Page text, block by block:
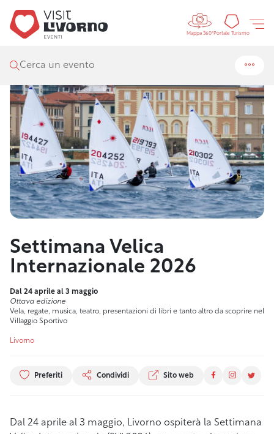
Controls
Mappa 360°Portale Turismo
Cerca un evento
Visit Livorno/Festival/Settimana Velica Internazionale 2026
Settimana Velica
Internazionale 2026
Dal 24 aprile al 3 maggio
Ottava edizione
Vela, regate, musica, teatro, presentazioni di libri e tanto altro da scoprire nel
Villaggio Sportivo
Livorno
Preferiti Condividi Sito web
Dal 24 aprile al 3 maggio, Livorno ospiterà la Settimana